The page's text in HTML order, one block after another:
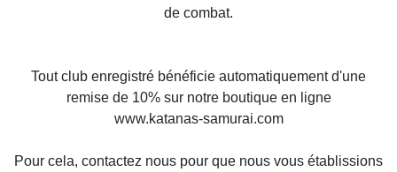
de combat.
Tout club enregistré bénéficie automatiquement d'une
remise de 10% sur notre boutique en ligne
www.katanas-samurai.com
Pour cela, contactez nous pour que nous vous établissions